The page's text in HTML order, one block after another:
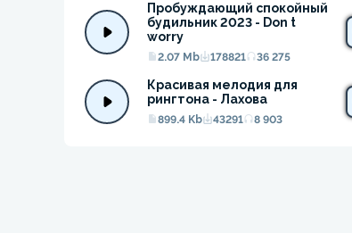
Пробуждающий спокойный
будильник 2023 - Don t
worry
2.07 Mb 178821 36 275
Красивая мелодия для
рингтона - Лахова
899.4 Kb 43291 8 903